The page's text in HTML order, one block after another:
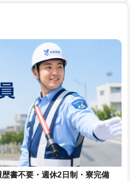
書不要・週休2日制・寮完備